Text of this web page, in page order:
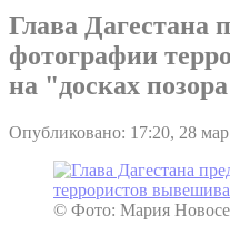
Глава Дагестана
фотографии
на "досках
Опубликовано: 17:20, 28
© Фото: Мария